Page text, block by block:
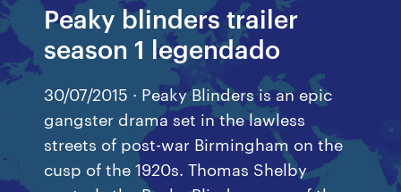
Peaky blinders trailer
season 1 legendado
30/07/2015 · Peaky Blinders is an epic
gangster drama set in the lawless
streets of post-war Birmingham on the
cusp of the 1920s. Thomas Shelby